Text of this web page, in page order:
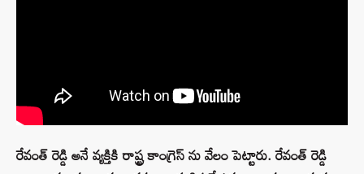
రేవంత్ రెడ్డి అనే వ్యక్తికి రాష్ట్ర కాంగ్రెస్ ను వేలం పెట్టారు. రేవంత్ రెడ్డి